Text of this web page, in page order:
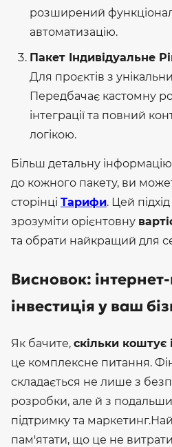
розширений
автоматизацію.
Пакет Індивідуальне
Для проєктів з
Передбачає кастомну
інтеграції та повний
логікою.
Більш детальну
до кожного пакету, ви
сторінці Тарифи. Цей
зрозуміти орієнтовну
та обрати найкращий для
Висновок:
інвестиція у ваш
Як бачите, скільки коштує
це комплексне питання.
складається не лише з
розробки, але й з
підтримку та маркетинг.
пам'ятати, що це не